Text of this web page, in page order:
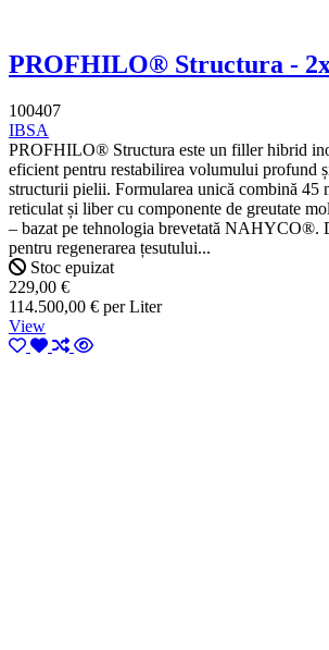
PROFHILO® Structura -
100407
IBSA
PROFHILO® Structura este un filler hibrid
eficient pentru restabilirea volumului profund
structurii pielii. Formularea unică combină 45
reticulat și liber cu componente de greutate
– bazat pe tehnologia brevetată NAHYCO®.
pentru regenerarea țesutului...
Stoc epuizat
229,00 €
114.500,00 € per Liter
View